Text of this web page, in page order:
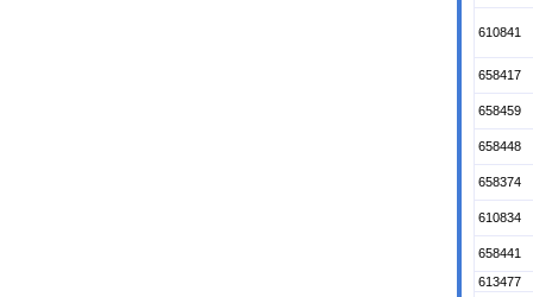
610841
658417
658459
658448
658374
610834
658441
613477